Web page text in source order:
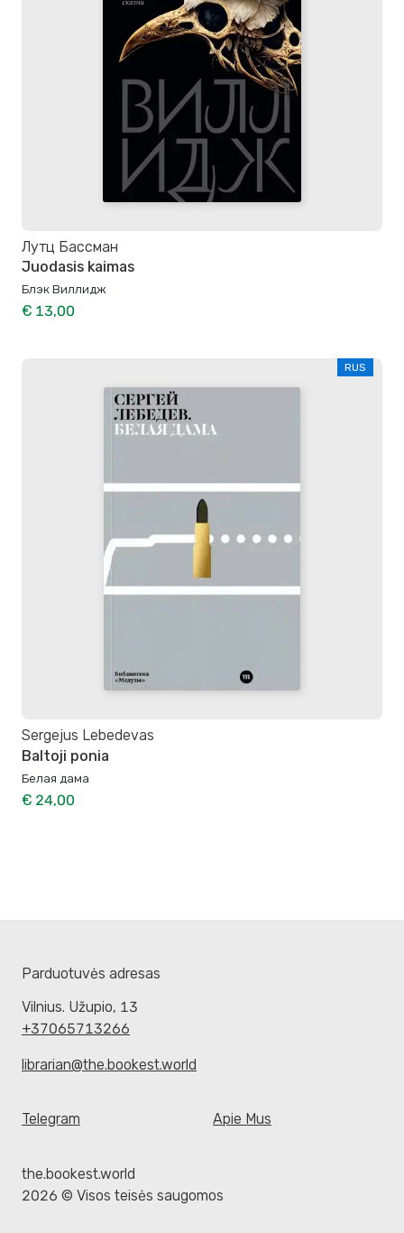
Лутц Бассман
Juodasis kaimas
Блэк Виллидж
€ 13,00
RUS
Sergejus Lebedevas
Baltoji ponia
Белая дама
€ 24,00
Parduotuvės adresas
Vilnius. Užupio, 13
+37065713266
librarian@the.bookest.world
Telegram Apie Mus
the.bookest.world
2026 © Visos teisės saugomos